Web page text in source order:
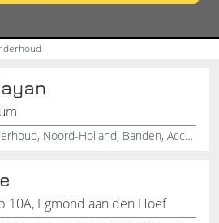
Reparatie, Bussum, Onderhoud, Noord-Holland, Banden, Accu's
10A, Egmond aan den Hoef